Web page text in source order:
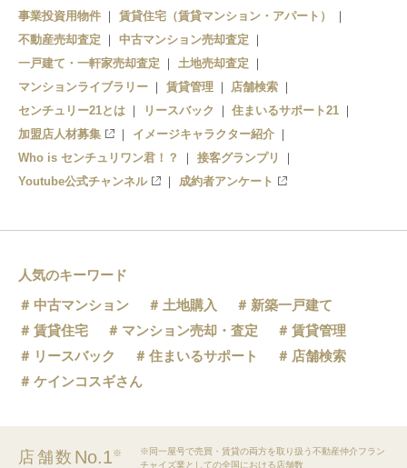
事業投資用物件
賃貸住宅（賃貸マンション・アパート）
不動産売却査定
中古マンション売却査定
一戸建て・一軒家売却査定
土地売却査定
マンションライブラリー
賃貸管理
店舗検索
センチュリー21とは
リースバック
住まいるサポート21
加盟店人材募集
イメージキャラクター紹介
Who is センチュリワン君！？
接客グランプリ
Youtube公式チャンネル
成約者アンケート
人気のキーワード
中古マンション
土地購入
新築一戸建て
賃貸住宅
マンション売却・査定
賃貸管理
リースバック
住まいるサポート
店舗検索
ケインコスギさん
店舗数 No.1※
※同一屋号で売買・賃貸の両方を取り扱う不動産仲介フラン
チャイズ業としての全国における店舗数